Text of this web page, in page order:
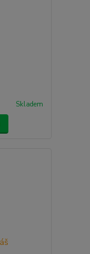
Skladem